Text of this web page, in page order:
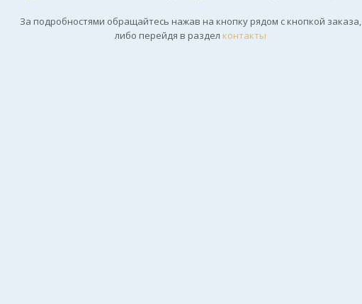
За подробностями обращайтесь нажав на кнопку рядом с кнопкой заказа,
либо перейдя в раздел контакты